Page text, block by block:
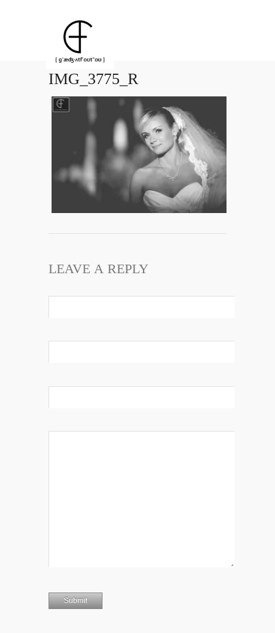
IMG_3775_R
LEAVE A REPLY